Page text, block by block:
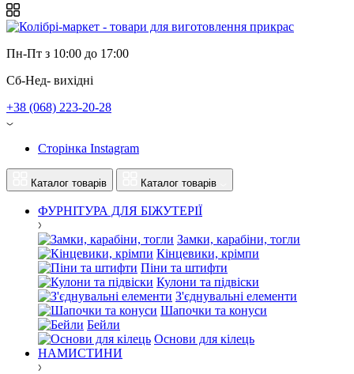
Пн-Пт з 10:00 до 17:00
Сб-Нед- вихідні
+38 (068) 223-20-28
Сторінка Instagram
Каталог товарів Каталог товарів
ФУРНІТУРА ДЛЯ БІЖУТЕРІЇ
Замки, карабіни, тогли
Кінцевики, крімпи
Піни та штифти
Кулони та підвіски
З'єднувальні елементи
Шапочки та конуси
Бейли
Основи для кілець
НАМИСТИНИ